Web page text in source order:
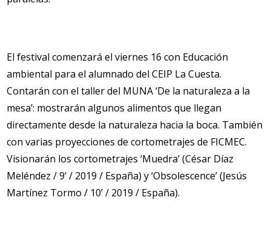
El festival comenzará el viernes 16 con Educación
ambiental para el alumnado del CEIP La Cuesta.
Contarán con el taller del MUNA ‘De la naturaleza a la
mesa’: mostrarán algunos alimentos que llegan
directamente desde la naturaleza hacia la boca. También
con varias proyecciones de cortometrajes de FICMEC.
Visionarán los cortometrajes ‘Muedra’ (César Díaz
Meléndez / 9’ / 2019 / España) y ‘Obsolescence’ (Jesús
Martínez Tormo / 10’ / 2019 / España).